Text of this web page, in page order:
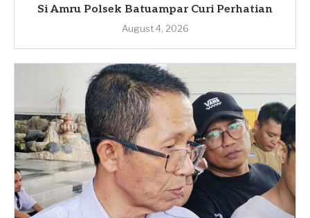
Si Amru Polsek Batuampar Curi Perhatian
August 4, 2026